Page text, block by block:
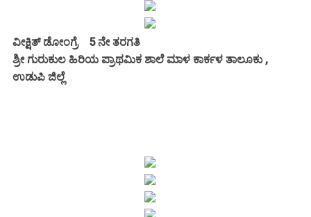
ವೀಕ್ಷಿತ್ ಡೋಂಗ್ರೆ 5 ನೇ ತರಗತಿ
ಶ್ರೀ ಗುರುಕುಲ ಹಿರಿಯ ಪ್ರಾಥಮಿಕ ಶಾಲೆ ಮಾಳ ಕಾರ್ಕಳ ತಾಲೂಕು ,
ಉಡುಪಿ ಜಿಲ್ಲೆ